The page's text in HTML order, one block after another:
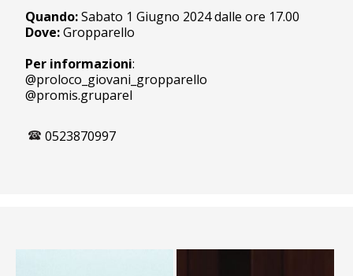
Quando:Sabato 1 Giugno 2024 dalle ore 17.00
Dove:Gropparello
Per informazioni:
@proloco_giovani_gropparello
@promis.gruparel
0523870997